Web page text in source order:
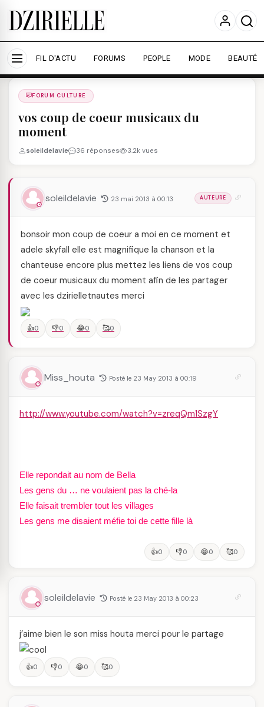
Nous utilisons des cookies pour améliorer votre
expérience et mesurer l'audience.
En savoir plus
Accepter tout Personnaliser
FIL D'ACTU FORUMS PEOPLE MODE BEAUTÉ
Forums
FORUM CULTURE
vos coup de coeur musicaux du
moment
soleildelavie 36 réponses 3.2k vues
soleildelavie 23 mai 2013 à 00:13 AUTEURE
bonsoir mon coup de coeur a moi en ce moment et
adele skyfall elle est magnifique la chanson et la
chanteuse encore plus mettez les liens de vos coup
de coeur musicaux du moment afin de les partager
avec les dzirielletnautes merci
👍0 👎0 😂0 🥰0
Miss_houta Posté le 23 May 2013 à 00:19
http://www.youtube.com/watch?v=zreqQm1SzgY
Elle repondait au nom de Bella
Les gens du … ne voulaient pas la ché-la
Elle faisait trembler tout les villages
Les gens me disaient méfie toi de cette fille là
👍0 👎0 😂0 🥰0
soleildelavie Posté le 23 May 2013 à 00:23
j’aime bien le son miss houta merci pour le partage
👍0 👎0 😂0 🥰0